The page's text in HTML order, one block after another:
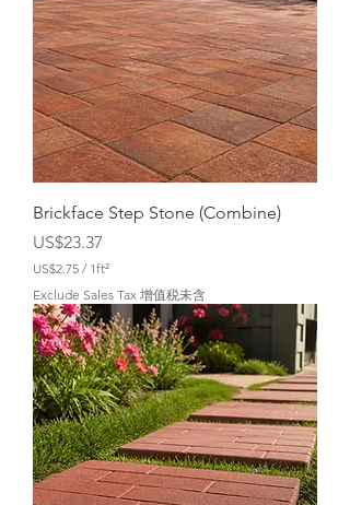
$
2
.
7
6
Brickface Step Stone (Combine)
價格
US$23.37
US$2.75 / 1ft²
1
平
方
英
尺
U
S
$
2
.
7
5
Exclude Sales Tax 增值税未含